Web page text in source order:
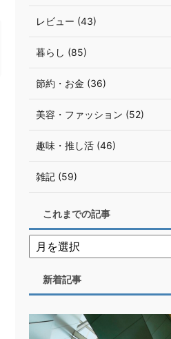
レビュー (43)
暮らし (85)
節約・お金 (36)
美容・ファッション (52)
趣味・推し活 (46)
雑記 (59)
これまでの記事
新着記事